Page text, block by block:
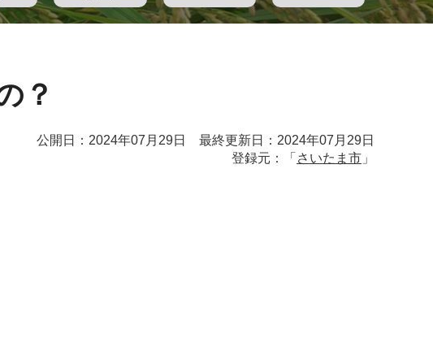
？
公開日：2024年07月29日 最終更新日：2024年07月29日
登録元：「 さいたま市 」